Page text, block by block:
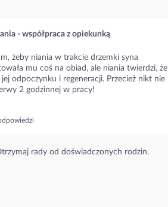
- współpraca z opiekunką
żeby niania w trakcie drzemki syna
mu coś na obiad, ale niania twierdzi, że
odpoczynku i regeneracji. Przecież nikt nie
2 godzinnej w pracy!
rady od doświadczonych rodzin.